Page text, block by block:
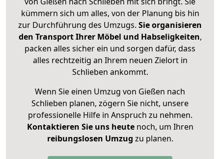
kümmern sich um alles, von der Planung bis hin
zur Durchführung des Umzugs. Sie organisieren
den Transport Ihrer Möbel und Habseligkeiten,
packen alles sicher ein und sorgen dafür, dass
alles rechtzeitig an Ihrem neuen Zielort in
Schlieben ankommt.
Wenn Sie einen Umzug von Gießen nach
Schlieben planen, zögern Sie nicht, unsere
professionelle Hilfe in Anspruch zu nehmen.
Kontaktieren Sie uns heutenoch, um Ihren
reibungslosen Umzug zu planen.